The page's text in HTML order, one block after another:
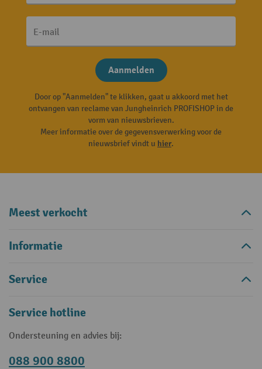
E-mail
Aanmelden
Door op "Aanmelden" te klikken, gaat u akkoord met het
ontvangen van reclame van Jungheinrich PROFISHOP in de
vorm van nieuwsbrieven.
Meer informatie over de gegevensverwerking voor de
nieuwsbrief vindt u hier.
Meest verkocht
Informatie
Service
Service hotline
Ondersteuning en advies bij:
088 900 8800